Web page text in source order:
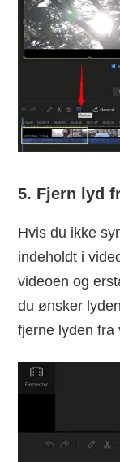
5. Fjern lyd
Hvis du ikke
indeholdt i
videoen og
du ønsker
fjerne lyden fra